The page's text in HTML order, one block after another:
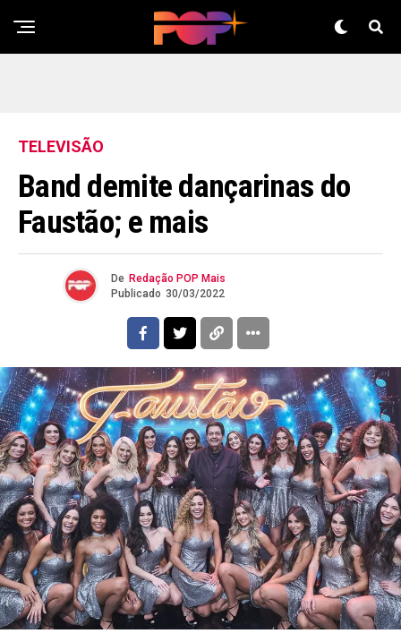
TELEVISÃO
Band demite dançarinas do
Faustão; e mais
De Redação POP Mais
Publicado 30/03/2022